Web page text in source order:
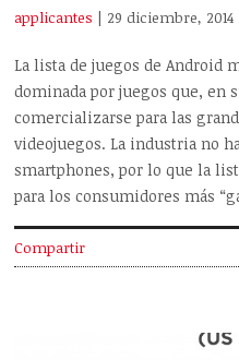
applicantes | 29 diciembre, 2014
La lista de juegos de Android
dominada por juegos que, en
comercializarse para las
videojuegos. La industria no
smartphones, por lo que la
para los consumidores más
Compartir